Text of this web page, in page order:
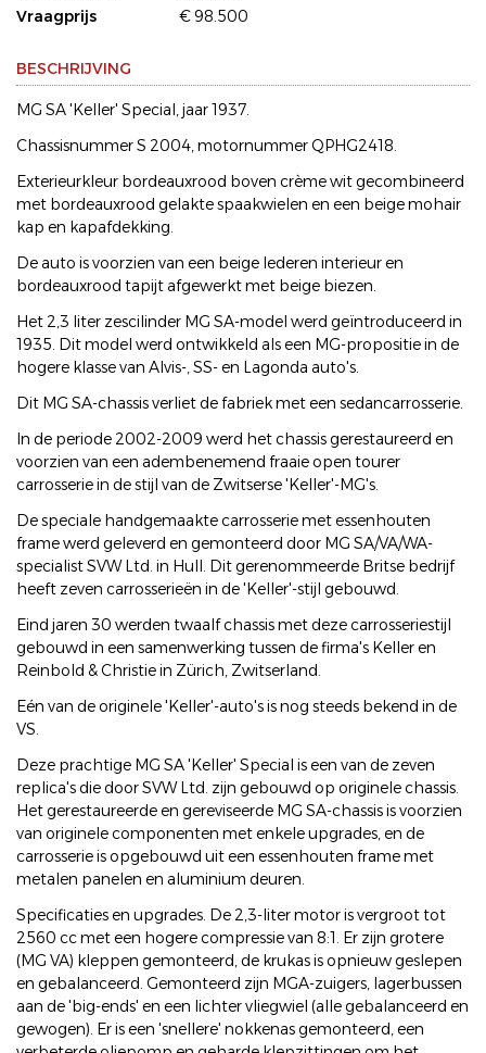
Vraagprijs
€ 98.500
BESCHRIJVING
MG SA 'Keller' Special, jaar 1937.
Chassisnummer S 2004, motornummer QPHG2418.
Exterieurkleur bordeauxrood boven crème wit gecombineerd
met bordeauxrood gelakte spaakwielen en een beige mohair
kap en kapafdekking.
De auto is voorzien van een beige lederen interieur en
bordeauxrood tapijt afgewerkt met beige biezen.
Het 2,3 liter zescilinder MG SA-model werd geïntroduceerd in
1935. Dit model werd ontwikkeld als een MG-propositie in de
hogere klasse van Alvis-, SS- en Lagonda auto's.
Dit MG SA-chassis verliet de fabriek met een sedancarrosserie.
In de periode 2002-2009 werd het chassis gerestaureerd en
voorzien van een adembenemend fraaie open tourer
carrosserie in de stijl van de Zwitserse 'Keller'-MG's.
De speciale handgemaakte carrosserie met essenhouten
frame werd geleverd en gemonteerd door MG SA/VA/WA-
specialist SVW Ltd. in Hull. Dit gerenommeerde Britse bedrijf
heeft zeven carrosserieën in de 'Keller'-stijl gebouwd.
Eind jaren 30 werden twaalf chassis met deze carrosseriestijl
gebouwd in een samenwerking tussen de firma's Keller en
Reinbold & Christie in Zürich, Zwitserland.
Eén van de originele 'Keller'-auto's is nog steeds bekend in de
VS.
Deze prachtige MG SA 'Keller' Special is een van de zeven
replica's die door SVW Ltd. zijn gebouwd op originele chassis.
Het gerestaureerde en gereviseerde MG SA-chassis is voorzien
van originele componenten met enkele upgrades, en de
carrosserie is opgebouwd uit een essenhouten frame met
metalen panelen en aluminium deuren.
Specificaties en upgrades. De 2,3-liter motor is vergroot tot
2560 cc met een hogere compressie van 8:1. Er zijn grotere
(MG VA) kleppen gemonteerd, de krukas is opnieuw geslepen
en gebalanceerd. Gemonteerd zijn MGA-zuigers, lagerbussen
aan de 'big-ends' en een lichter vliegwiel (alle gebalanceerd en
gewogen). Er is een 'snellere' nokkenas gemonteerd, een